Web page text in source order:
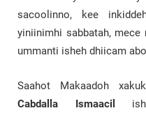
sacoolinno, kee
yiniinimhi sabbatah,
ummanti isheh dhiicam
Saahot Makaadoh
Cabdalla Ismaacil
ishi